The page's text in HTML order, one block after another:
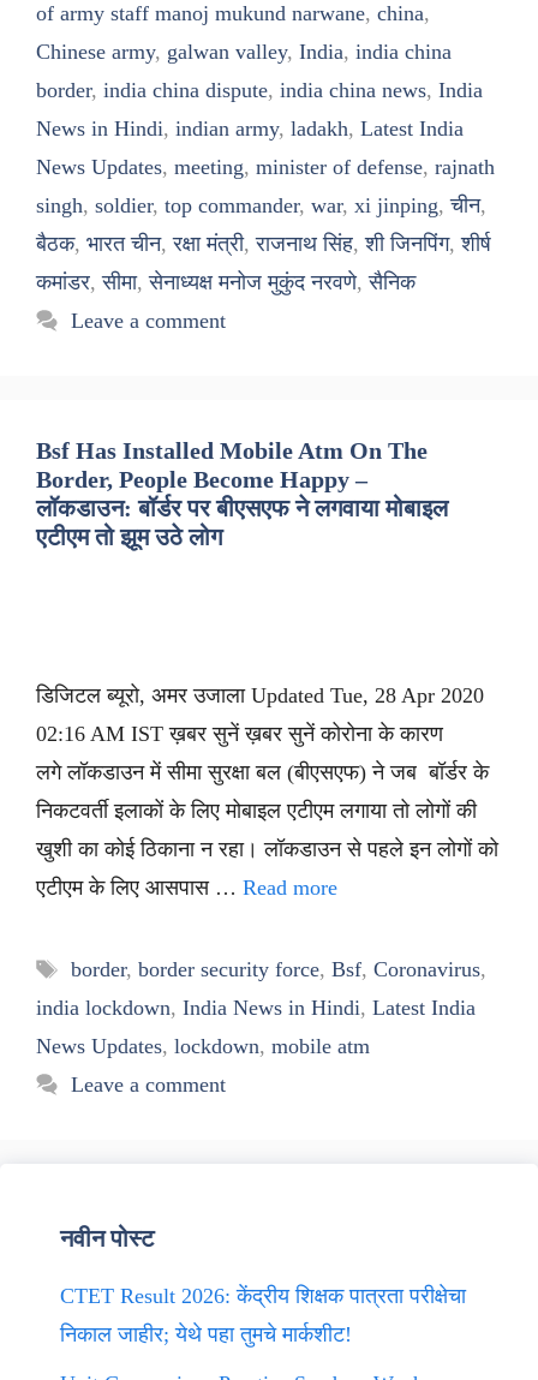
of army staff manoj mukund narwane, china,
Chinese army, galwan valley, India, india china
border, india china dispute, india china news, India
News in Hindi, indian army, ladakh, Latest India
News Updates, meeting, minister of defense, rajnath
singh, soldier, top commander, war, xi jinping,चीन,
बैठक, भारत चीन,रक्षा मंत्री,राजनाथ सिंह,शी जिनपिंग,शीर्ष
कमांडर,सीमा,सेनाध्यक्ष मनोज मुकुंद नरवणे,सैनिक
Leave a comment
Bsf Has Installed Mobile Atm On The
Border, People Become Happy –
लॉकडाउन: बॉर्डर पर बीएसएफ ने लगवाया मोबाइल
एटीएम तो झूम उठे लोग
डिजिटल ब्यूरो, अमर उजाला Updated Tue, 28 Apr 2020
02:16 AM IST ख़बर सुनें ख़बर सुनें कोरोना के कारण
लगे लॉकडाउन में सीमा सुरक्षा बल (बीएसएफ) ने जब बॉर्डर के
निकटवर्ती इलाकों के लिए मोबाइल एटीएम लगाया तो लोगों की
खुशी का कोई ठिकाना न रहा। लॉकडाउन से पहले इन लोगों को
एटीएम के लिए आसपास … Read more
Tags
border, border security force, Bsf, Coronavirus,
india lockdown, India News in Hindi, Latest India
News Updates, lockdown, mobile atm
Leave a comment
नवीन पोस्ट
CTET Result 2026: केंद्रीय शिक्षक पात्रता परीक्षेचा
निकाल जाहीर; येथे पहा तुमचे मार्कशीट!